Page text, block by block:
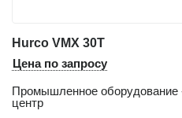
Hurco VMX 30T
Цена по запросу
Промышленное
центр